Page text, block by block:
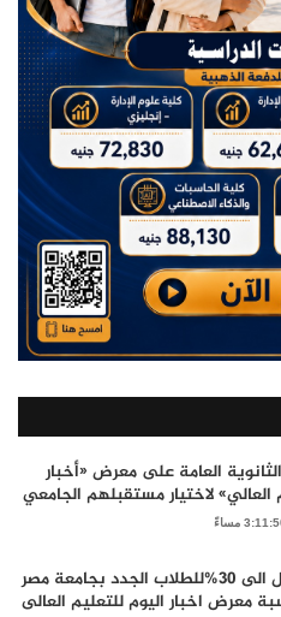
العامة على معرض «أخبار
العالي» لاختيار مستقبلهم الجامعي
خصومات تصل الى 30%للطلاب الجدد بجامعة مصر
معرض اخبار اليوم للتعليم العالى